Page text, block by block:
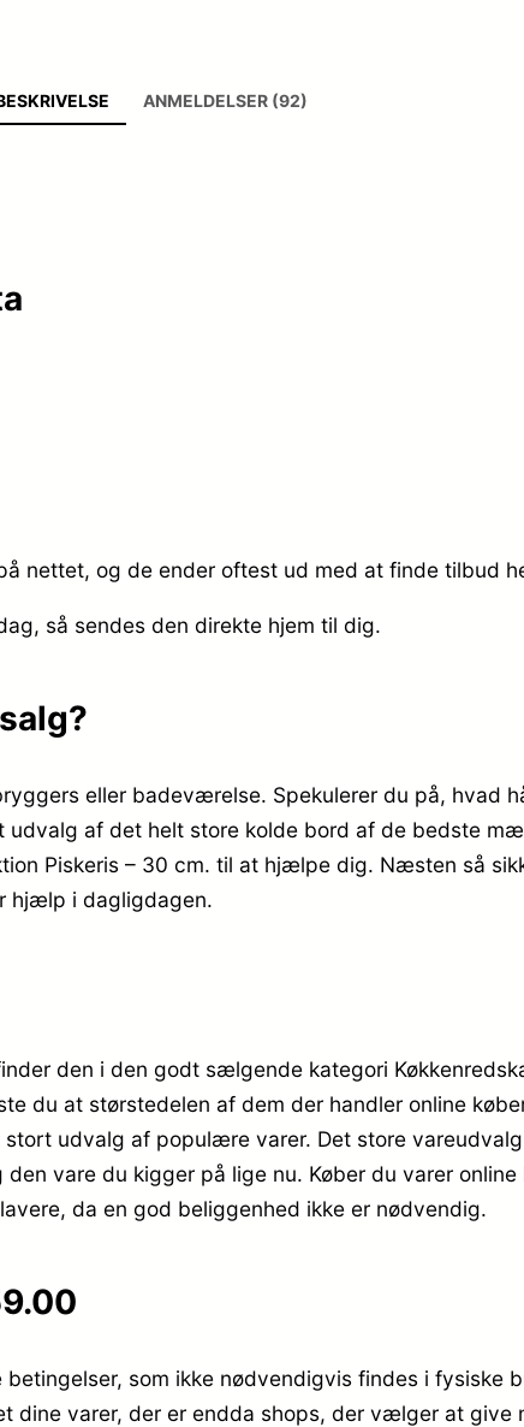
ANMELDELSER (92)
nettet, og de ender oftest ud med at finde tilbud
så sendes den direkte hjem til dig.
eller badeværelse. Spekulerer du på, hvad
af det helt store kolde bord af de bedste
Piskeris – 30 cm. til at hjælpe dig. Næsten så
hjælp i dagligdagen.
den i den godt sælgende kategori
du at størstedelen af dem der handler online
udvalg af populære varer. Det store
vare du kigger på lige nu. Køber du varer
da en god beliggenhed ikke er nødvendig.
som ikke nødvendigvis findes i fysiske
dine varer, der er endda shops, der vælger at